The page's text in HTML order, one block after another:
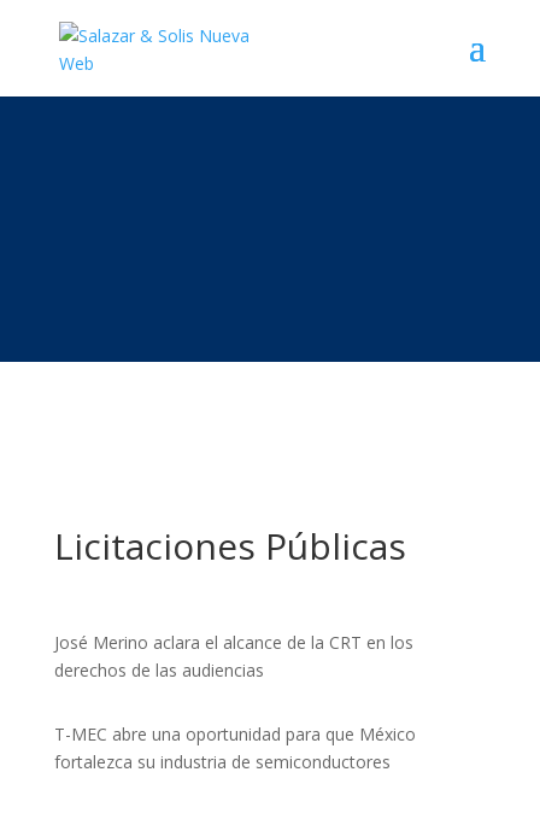
Licitaciones Públicas
José Merino aclara el alcance de la CRT en los
derechos de las audiencias
T-MEC abre una oportunidad para que México
fortalezca su industria de semiconductores